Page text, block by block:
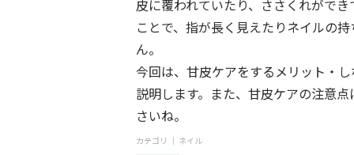
皮に覆われていたり、ささくれがで
ことで、指が長く見えたりネイルの
ん。
今回は、甘皮ケアをするメリット・
説明します。また、甘皮ケアの注意
さいね。
カテゴリ ｜ ネイル